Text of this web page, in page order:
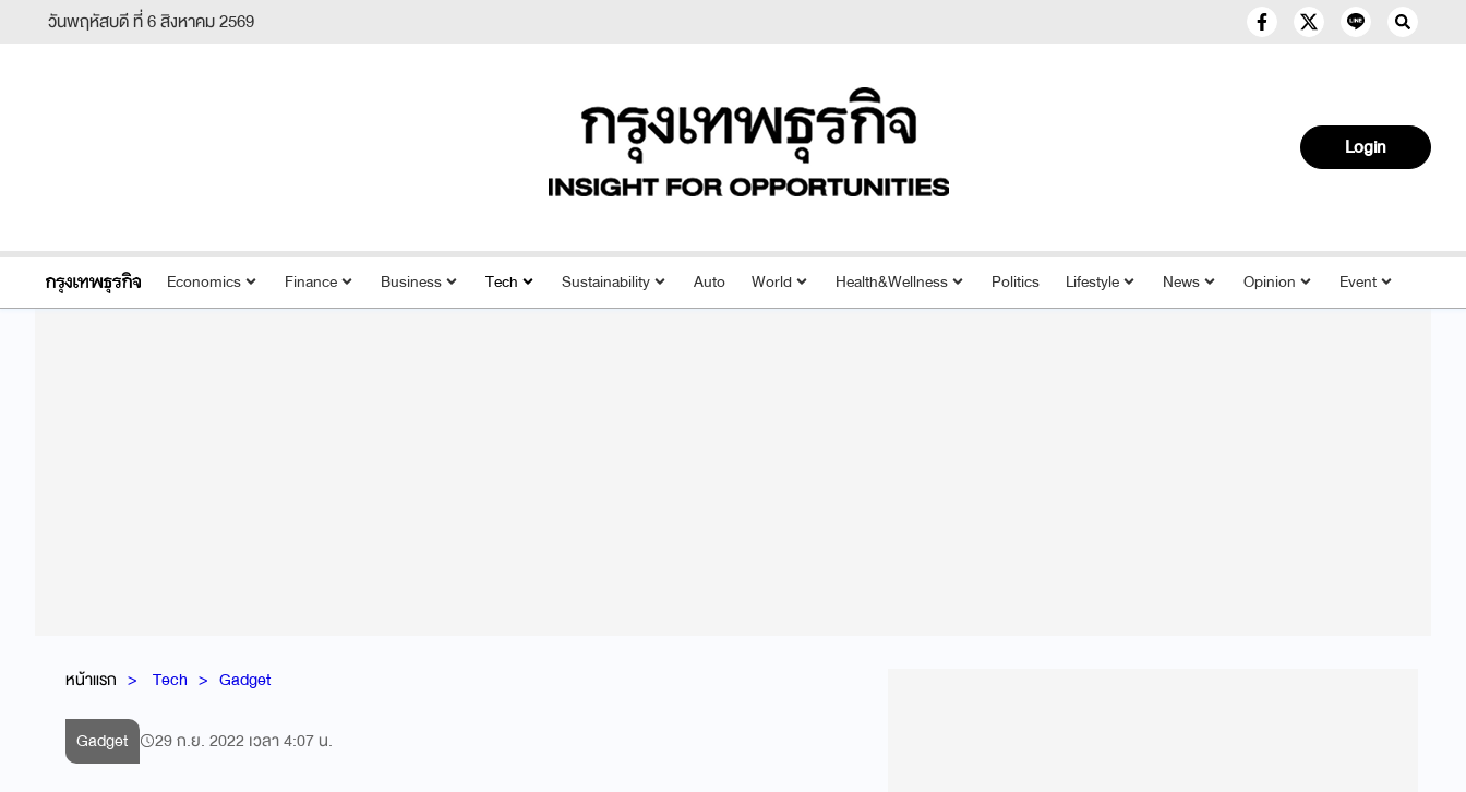
วันพฤหัสบดี ที่ 6 สิงหาคม 2569
Login
Economics Finance Business Tech Sustainability Auto World Health&Wellness Politics Lifestyle News Opinion Event
หน้าแรก Tech Gadget
Gadget 29 ก.ย. 2022 เวลา 4:07 น.